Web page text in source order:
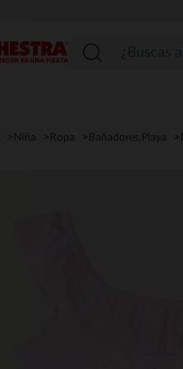
Niña Ropa Bañadores,Playa